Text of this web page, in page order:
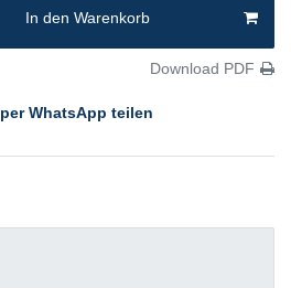
In den Warenkorb
Download PDF
per WhatsApp teilen